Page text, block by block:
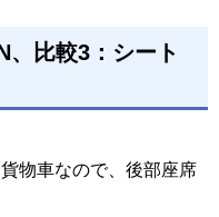
、比較3：シート
物車なので、後部座席